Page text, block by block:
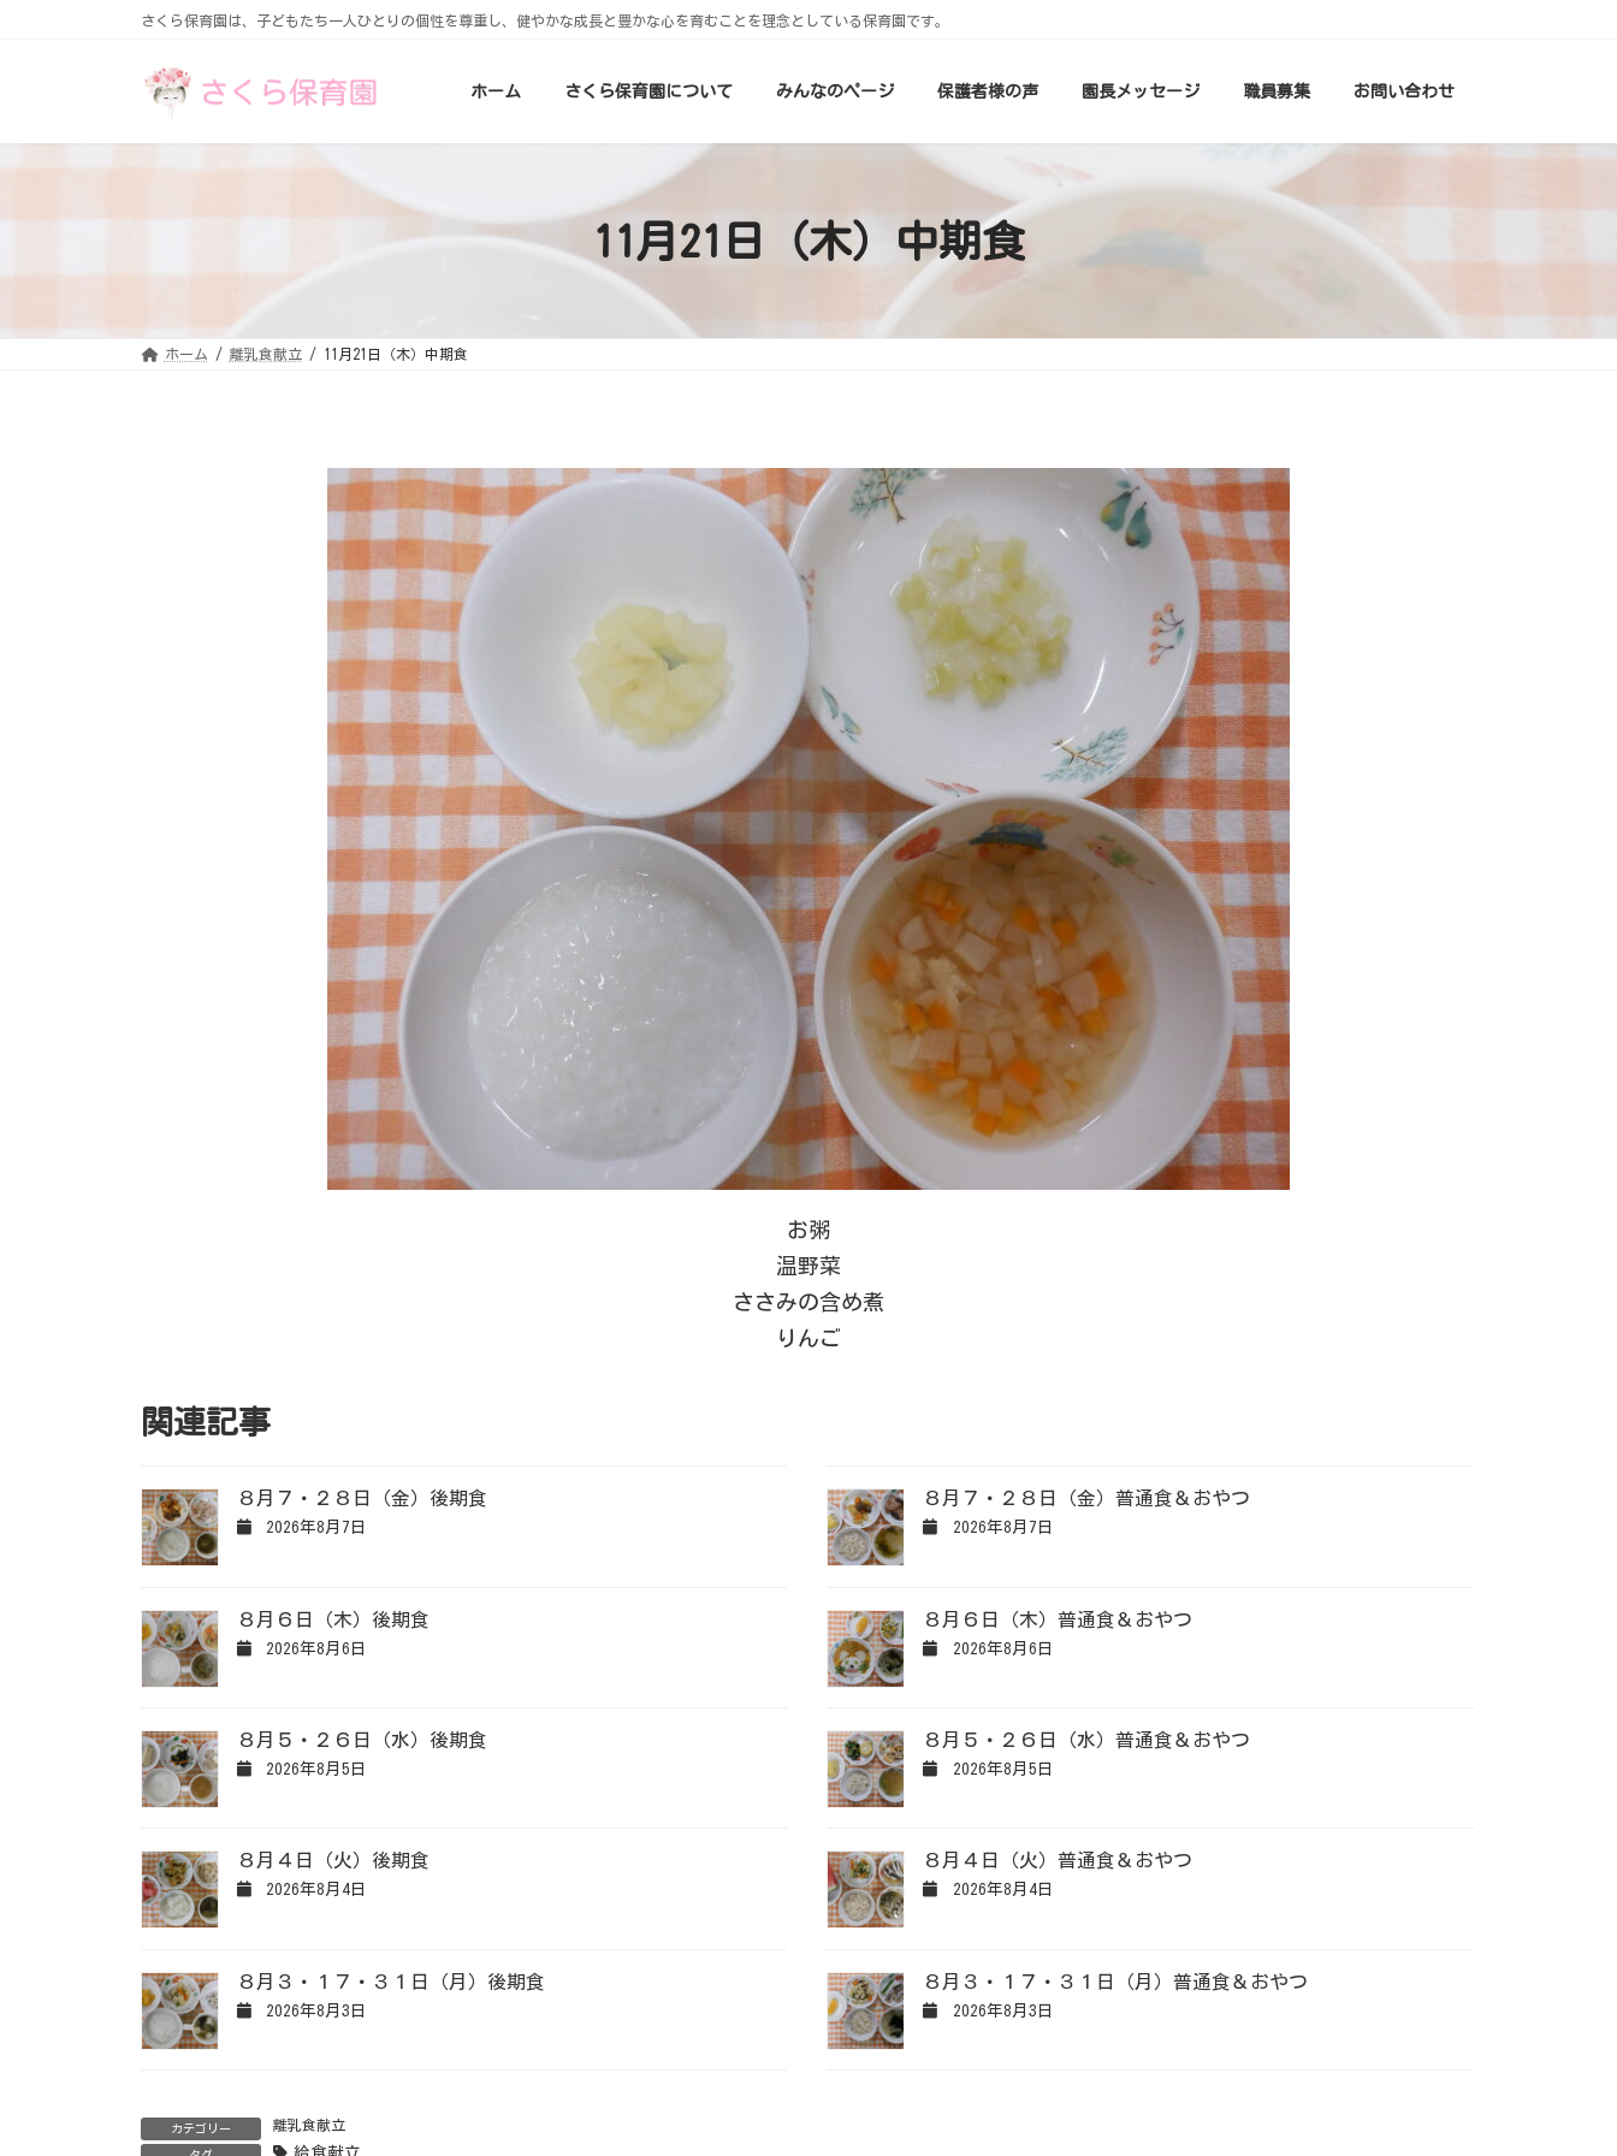
ス
ン
さくら保育園は、子どもたち一人ひとりの個性を尊重し、健やかな成長と豊かな心を育むことを理念としている保育園です。
ホーム さくら保育園について みんなのページ 保護者様の声 園長メッセージ 職員募集 お問い合わせ
11月21日（木）中期食
ホーム 離乳食献立 11月21日（木）中期食
お粥
温野菜
ささみの含め煮
りんご
関連記事
８月７・２８日（金）後期食
2026年8月7日
８月７・２８日（金）普通食＆おやつ
2026年8月7日
８月６日（木）後期食
2026年8月6日
８月６日（木）普通食＆おやつ
2026年8月6日
８月５・２６日（水）後期食
2026年8月5日
８月５・２６日（水）普通食＆おやつ
2026年8月5日
８月４日（火）後期食
2026年8月4日
８月４日（火）普通食＆おやつ
2026年8月4日
８月３・１７・３１日（月）後期食
2026年8月3日
８月３・１７・３１日（月）普通食＆おやつ
2026年8月3日
カテゴリー 離乳食献立